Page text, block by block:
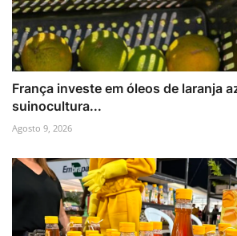
França investe em óleos de laranja
suinocultura...
Agosto 9, 2026